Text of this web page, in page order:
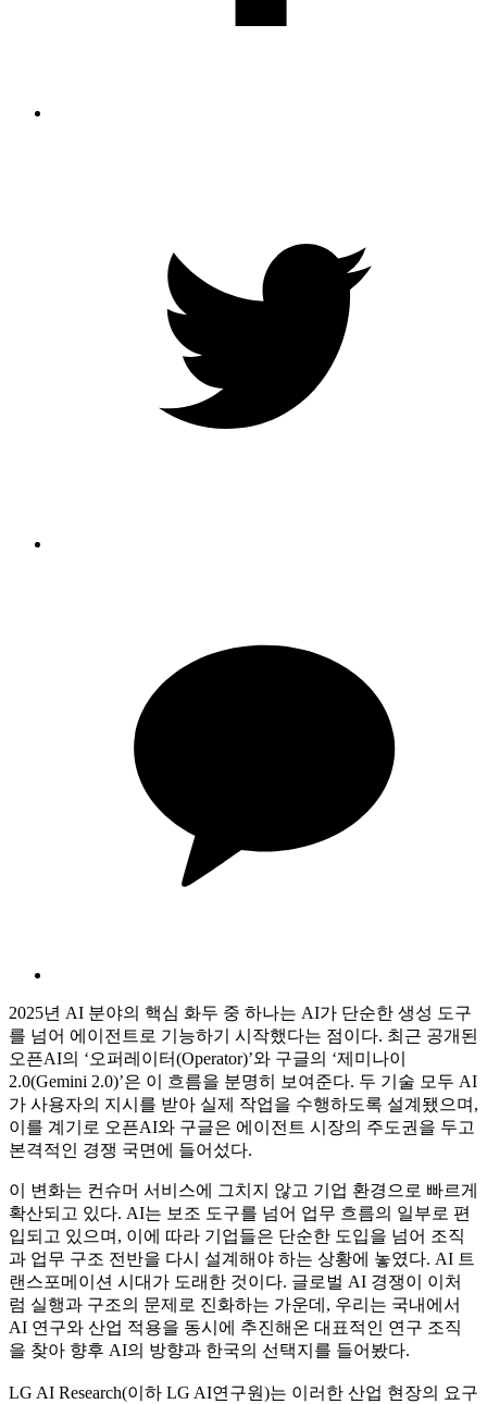
2025년 AI 분야의 핵심 화두 중 하나는 AI가 단순한 생성 도구
를 넘어 에이전트로 기능하기 시작했다는 점이다. 최근 공개된
오픈AI의 ‘오퍼레이터(Operator)’와 구글의 ‘제미나이
2.0(Gemini 2.0)’은 이 흐름을 분명히 보여준다. 두 기술 모두 AI
가 사용자의 지시를 받아 실제 작업을 수행하도록 설계됐으며,
이를 계기로 오픈AI와 구글은 에이전트 시장의 주도권을 두고
본격적인 경쟁 국면에 들어섰다.
이 변화는 컨슈머 서비스에 그치지 않고 기업 환경으로 빠르게
확산되고 있다. AI는 보조 도구를 넘어 업무 흐름의 일부로 편
입되고 있으며, 이에 따라 기업들은 단순한 도입을 넘어 조직
과 업무 구조 전반을 다시 설계해야 하는 상황에 놓였다. AI 트
랜스포메이션 시대가 도래한 것이다. 글로벌 AI 경쟁이 이처
럼 실행과 구조의 문제로 진화하는 가운데, 우리는 국내에서
AI 연구와 산업 적용을 동시에 추진해온 대표적인 연구 조직
을 찾아 향후 AI의 방향과 한국의 선택지를 들어봤다.
LG AI Research(이하 LG AI연구원)는 이러한 산업 현장의 요구